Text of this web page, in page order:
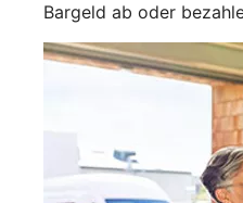
Bargeld ab oder